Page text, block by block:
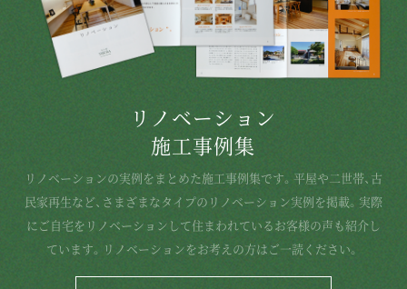
リノベーション
施工事例集
リノベーションの実例をまとめた施工事例集です。平屋や二世帯、古
民家再生など、さまざまなタイプのリノベーション実例を掲載。実際
にご自宅をリノベーションして住まわれているお客様の声も紹介し
ています。リノベーションをお考えの方はご一読ください。